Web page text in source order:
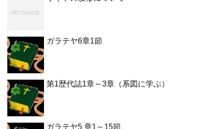
ガラテヤ6章1節
第1歴代誌1章～3章（系図に学ぶ）
ガラテヤ5 章1～15節